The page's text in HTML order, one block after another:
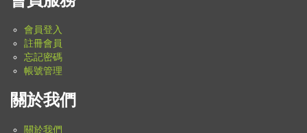
會員登入
註冊會員
忘記密碼
帳號管理
關於我們
關於我們